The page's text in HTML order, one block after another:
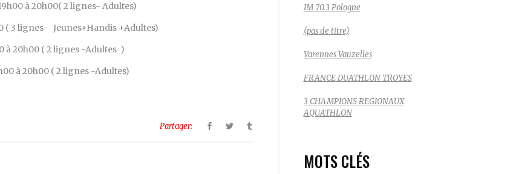
à 20h00( 2 lignes- Adultes)
( 3 lignes- Jeunes+Handis +Adultes)
à 20h00 ( 2 lignes -Adultes )
à 20h00 ( 2 lignes -Adultes)
Partager:
IM 70.3 Pologne
(pas de titre)
Varennes Vauzelles
FRANCE DUATHLON TROYES
3 CHAMPIONS REGIONAUX
AQUATHLON
MOTS CLÉS